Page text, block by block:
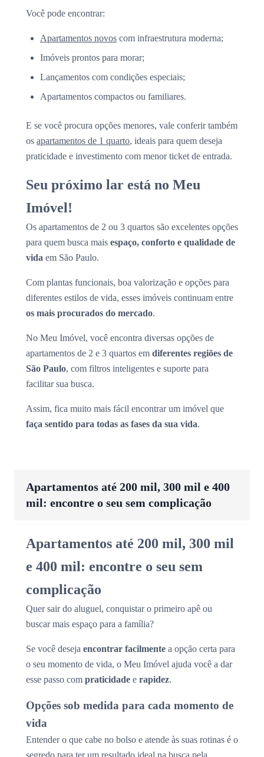
Você pode encontrar:
Apartamentos novos com infraestrutura moderna;
Imóveis prontos para morar;
Lançamentos com condições especiais;
Apartamentos compactos ou familiares.
E se você procura opções menores, vale conferir também
os apartamentos de 1 quarto, ideais para quem deseja
praticidade e investimento com menor ticket de entrada.
Seu próximo lar está no Meu
Imóvel!
Os apartamentos de 2 ou 3 quartos são excelentes opções
para quem busca mais espaço, conforto e qualidade de
vida em São Paulo.
Com plantas funcionais, boa valorização e opções para
diferentes estilos de vida, esses imóveis continuam entre
os mais procurados do mercado.
No Meu Imóvel, você encontra diversas opções de
apartamentos de 2 e 3 quartos em diferentes regiões de
São Paulo, com filtros inteligentes e suporte para
facilitar sua busca.
Assim, fica muito mais fácil encontrar um imóvel que
faça sentido para todas as fases da sua vida.
Apartamentos até 200 mil, 300 mil e 400
mil: encontre o seu sem complicação
Apartamentos até 200 mil, 300 mil
e 400 mil: encontre o seu sem
complicação
Quer sair do aluguel, conquistar o primeiro apê ou
buscar mais espaço para a família?
Se você deseja encontrar facilmente a opção certa para
o seu momento de vida, o Meu Imóvel ajuda você a dar
esse passo com praticidade e rapidez.
Opções sob medida para cada momento de
vida
Entender o que cabe no bolso e atende às suas rotinas é o
segredo para ter um resultado ideal na busca pela